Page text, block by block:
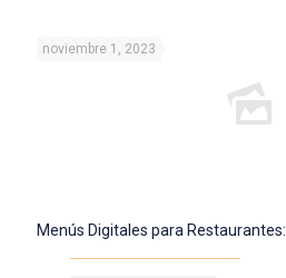
noviembre 1, 2023
Menús Digitales para Restaurantes: